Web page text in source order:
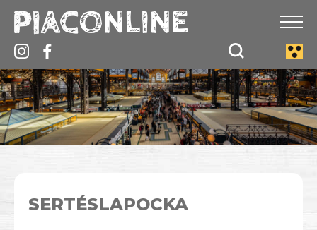
SERTÉSLAPOCKA